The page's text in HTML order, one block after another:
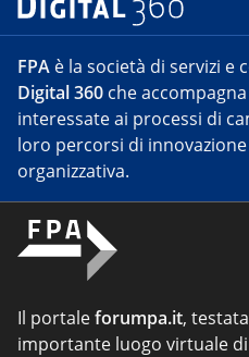
FPA è la società di servizi e
Digital 360 che
interessate ai processi di
loro percorsi di
organizzativa.
Il portaleforumpa.it,
importante luogo virtuale